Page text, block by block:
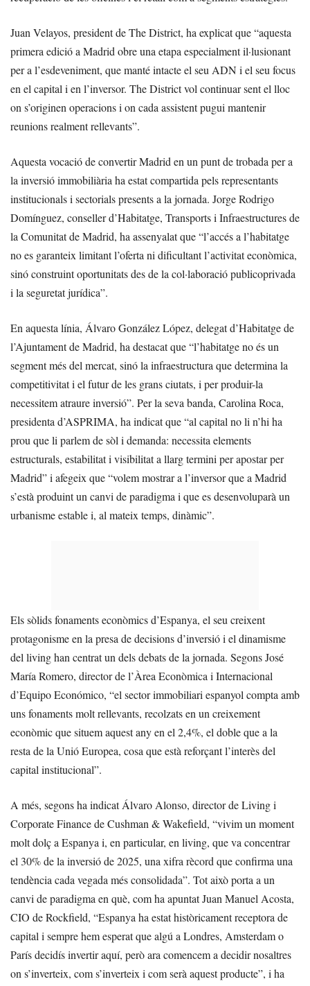
Juan Velayos, president de The District, ha explicat que “aquesta
primera edició a Madrid obre una etapa especialment il·lusionant
per a l’esdeveniment, que manté intacte el seu ADN i el seu focus
en el capital i en l’inversor. The District vol continuar sent el lloc
on s’originen operacions i on cada assistent pugui mantenir
reunions realment rellevants”.
Aquesta vocació de convertir Madrid en un punt de trobada per a
la inversió immobiliària ha estat compartida pels representants
institucionals i sectorials presents a la jornada. Jorge Rodrigo
Domínguez, conseller d’Habitatge, Transports i Infraestructures de
la Comunitat de Madrid, ha assenyalat que “l’accés a l’habitatge
no es garanteix limitant l’oferta ni dificultant l’activitat econòmica,
sinó construint oportunitats des de la col·laboració publicoprivada
i la seguretat jurídica”.
En aquesta línia, Álvaro González López, delegat d’Habitatge de
l’Ajuntament de Madrid, ha destacat que “l’habitatge no és un
segment més del mercat, sinó la infraestructura que determina la
competitivitat i el futur de les grans ciutats, i per produir-la
necessitem atraure inversió”. Per la seva banda, Carolina Roca,
presidenta d’ASPRIMA, ha indicat que “al capital no li n’hi ha
prou que li parlem de sòl i demanda: necessita elements
estructurals, estabilitat i visibilitat a llarg termini per apostar per
Madrid” i afegeix que “volem mostrar a l’inversor que a Madrid
s’està produint un canvi de paradigma i que es desenvoluparà un
urbanisme estable i, al mateix temps, dinàmic”.
Els sòlids fonaments econòmics d’Espanya, el seu creixent
protagonisme en la presa de decisions d’inversió i el dinamisme
del living han centrat un dels debats de la jornada. Segons José
María Romero, director de l’Àrea Econòmica i Internacional
d’Equipo Económico, “el sector immobiliari espanyol compta amb
uns fonaments molt rellevants, recolzats en un creixement
econòmic que situem aquest any en el 2,4%, el doble que a la
resta de la Unió Europea, cosa que està reforçant l’interès del
capital institucional”.
A més, segons ha indicat Álvaro Alonso, director de Living i
Corporate Finance de Cushman & Wakefield, “vivim un moment
molt dolç a Espanya i, en particular, en living, que va concentrar
el 30% de la inversió de 2025, una xifra rècord que confirma una
tendència cada vegada més consolidada”. Tot això porta a un
canvi de paradigma en què, com ha apuntat Juan Manuel Acosta,
CIO de Rockfield, “Espanya ha estat històricament receptora de
capital i sempre hem esperat que algú a Londres, Amsterdam o
París decidís invertir aquí, però ara comencem a decidir nosaltres
on s’inverteix, com s’inverteix i com serà aquest producte”, i ha